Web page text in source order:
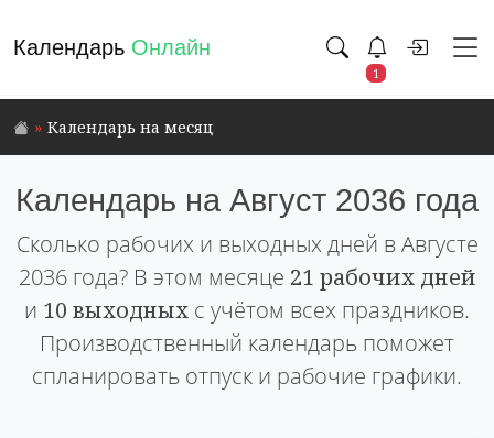
Календарь Онлайн
1
Календарь на месяц
Календарь на Август 2036 года
Сколько рабочих и выходных дней в Августе
2036 года? В этом месяце 21 рабочих дней
и 10 выходных с учётом всех праздников.
Производственный календарь поможет
спланировать отпуск и рабочие графики.